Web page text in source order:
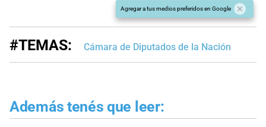
Agregar a tus medios preferidos en Google
#TEMAS: Cámara de Diputados de la Nación
Además tenés que leer: